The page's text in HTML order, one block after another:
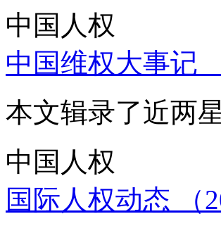
中国人权
中国维权大事记
本文辑录了近两
中国人权
国际人权动态 （